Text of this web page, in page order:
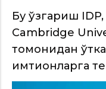
Бу ўзгариш
Cambridge
томонидан
имтиҳонларга